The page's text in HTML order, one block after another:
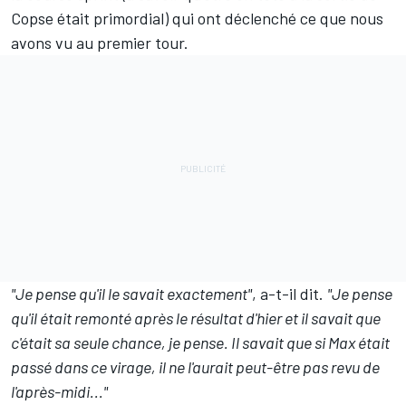
Copse était primordial) qui ont déclenché ce que nous
avons vu au premier tour.
"Je pense qu'il le savait exactement", a-t-il dit. "Je pense
qu'il était remonté après le résultat d'hier et il savait que
c'était sa seule chance, je pense. Il savait que si Max était
passé dans ce virage, il ne l'aurait peut-être pas revu de
l'après-midi..."